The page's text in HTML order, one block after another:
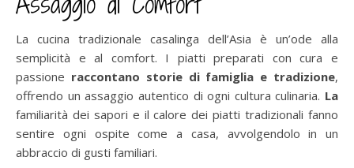
La cucina tradizionale casalinga dell’Asia è un’ode alla
semplicità e al comfort. I piatti preparati con cura e
passione raccontano storie di famiglia e tradizione,
offrendo un assaggio autentico di ogni cultura culinaria. La
familiarità dei sapori e il calore dei piatti tradizionali fanno
sentire ogni ospite come a casa, avvolgendolo in un
abbraccio di gusti familiari.